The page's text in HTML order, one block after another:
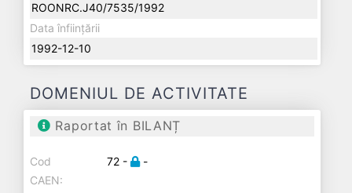
ROONRC.J40/7535/1992
Data înființării
1992-12-10
DOMENIUL DE ACTIVITATE
Raportat în BILANȚ
Cod
CAEN:
72 - -